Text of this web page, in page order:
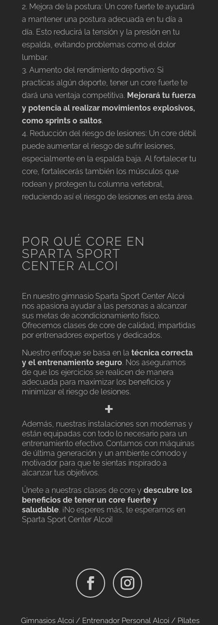
Mejora de la postura: Un core fuerte te ayudará
a mantener una postura adecuada en tu día a
día. Esto reducirá la tensión y la presión en tu
espalda, evitando problemas como el dolor
lumbar.
Aumento del rendimiento deportivo: Si
practicas algún deporte, tener un core fuerte te
dará una ventaja competitiva. Mejorará tu fuerza
y potencia al realizar movimientos explosivos,
como sprints o saltos.
Reducción del riesgo de lesiones: Un core débil
puede aumentar el riesgo de sufrir lesiones,
especialmente en la espalda baja. Al fortalecer tu
core, fortalecerás también los músculos que
rodean y protegen tu columna vertebral,
reduciendo así el riesgo de lesiones en esta área.
POR QUÉ CORE EN
SPARTA SPORT
CENTER ALCOI
En nuestro gimnasio Sparta Sport Center Alcoi
nos apasiona ayudar a las personas a alcanzar
sus metas de acondicionamiento físico.
Ofrecemos clases de core de calidad, impartidas
por entrenadores expertos y dedicados.
Nuestro enfoque se basa en la técnica correcta
y el entrenamiento seguro. Nos aseguramos
de que los ejercicios se realicen de manera
adecuada para maximizar los beneficios y
minimizar el riesgo de lesiones.
+
Además, nuestras instalaciones son modernas y
están equipadas con todo lo necesario para un
entrenamiento efectivo. Contamos con máquinas
de última generación y un ambiente cómodo y
motivador para que te sientas inspirado a
alcanzar tus objetivos.
Únete a nuestras clases de core y descubre los
beneficios de tener un core fuerte y
saludable. ¡No esperes más, te esperamos en
Sparta Sport Center Alcoi!
Gimnasios Alcoi / Entrenador Personal Alcoi / Pilates